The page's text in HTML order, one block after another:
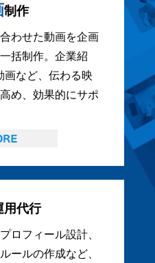
制作
わせた動画を企画
括制作。企業紹
画など、伝わる映
め、効果的にサポ
用代行
ロフィール設計、
ールの作成など、